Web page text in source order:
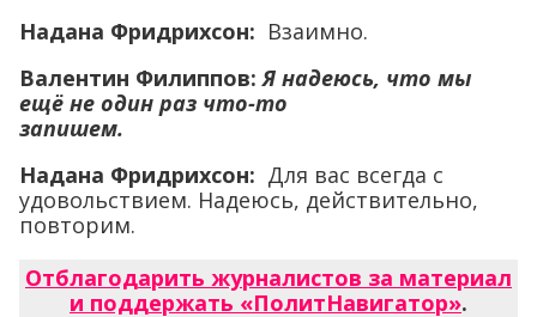
Надана Фридрихсон: Взаимно.
Валентин Филиппов: Я надеюсь, что мы
ещё не один раз что-то
запишем.
Надана Фридрихсон: Для вас всегда с
удовольствием. Надеюсь, действительно,
повторим.
Отблагодарить журналистов за материал
и поддержать «ПолитНавигатор».